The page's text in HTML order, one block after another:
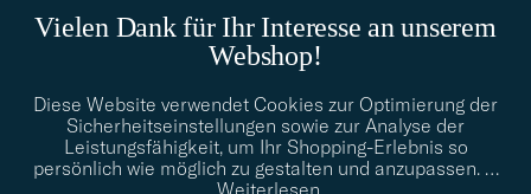
Vielen Dank für Ihr Interesse an unserem
Webshop!
Diese Website verwendet Cookies zur Optimierung der
Sicherheitseinstellungen sowie zur Analyse der
Leistungsfähigkeit, um Ihr Shopping-Erlebnis so
persönlich wie möglich zu gestalten und anzupassen. …
Weiterlesen
info@careofcarl.de
Benötigen Sie Hilfe bei der Suche nach Ihrem persönlichen Stil?
Wenden Sie sich an uns, wir helfen Ihnen gerne weiter!
STILBERATUNG